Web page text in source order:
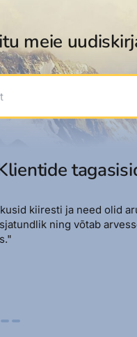
meie
kiiresti ja need olid
ning võtab